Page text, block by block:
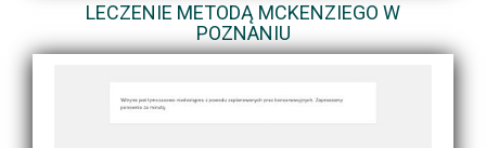
LECZENIE METODĄ MCKENZIEGO W
POZNANIU